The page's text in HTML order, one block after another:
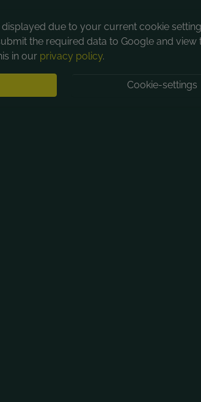
due to your current cookie
the required data to Google and view
in our privacy policy.
Cookie-settings